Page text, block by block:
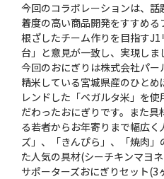
今回のコラボレーションは、
着度の高い商品開発をすすめ
根ざしたチーム作りを目指す
台」と意見が一致し、実現しま
今回のおにぎりは株式会社パ
精米している宮城県産のひと
レンドした「ベガルタ米」を
だわったおにぎりです。また
る若者からお年寄りまで幅広
ズ」、「きんぴら」、「焼肉
た人気の具材(シーチキンマヨ
サポーターズおにぎりセット(3